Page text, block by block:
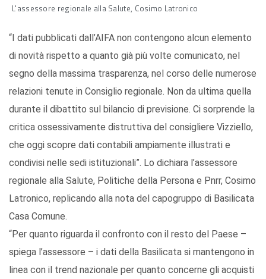
L'assessore regionale alla Salute, Cosimo Latronico
“I dati pubblicati dall’AIFA non contengono alcun elemento
di novità rispetto a quanto già più volte comunicato, nel
segno della massima trasparenza, nel corso delle numerose
relazioni tenute in Consiglio regionale. Non da ultima quella
durante il dibattito sul bilancio di previsione. Ci sorprende la
critica ossessivamente distruttiva del consigliere Vizziello,
che oggi scopre dati contabili ampiamente illustrati e
condivisi nelle sedi istituzionali”. Lo dichiara l’assessore
regionale alla Salute, Politiche della Persona e Pnrr, Cosimo
Latronico, replicando alla nota del capogruppo di Basilicata
Casa Comune.
“Per quanto riguarda il confronto con il resto del Paese –
spiega l’assessore – i dati della Basilicata si mantengono in
linea con il trend nazionale per quanto concerne gli acquisti